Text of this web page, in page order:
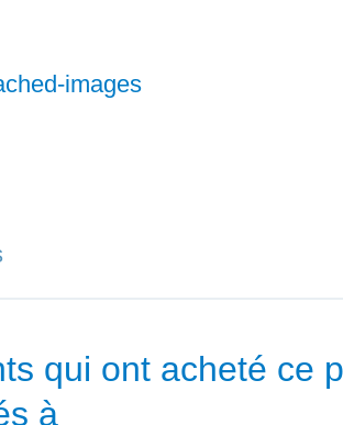
images
qui ont acheté ce
à